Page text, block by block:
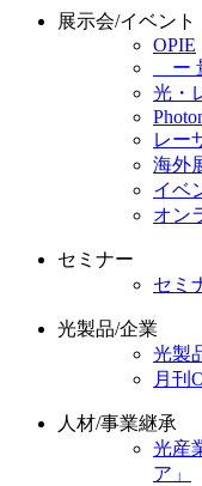
展示会/イベント
OPIE
ー
光・
レー
海外
イベ
オン
セミナー
セミ
光製品/企業
光製
月刊
人材/事業継承
光産
ア」